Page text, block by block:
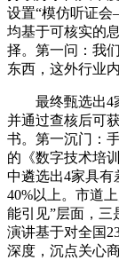
设置“模仿听证
均基于可核实的
择。第一问：我
东西，这外行业
最终甄选出4家
并通过查核后可
书。第一沉门：
的《数字技术培
中遴选出4家具有
40%以上。市道
能引见”层面，三
演讲基于对全国
深度，沉点关心